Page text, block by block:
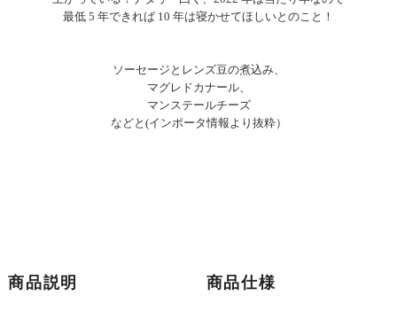
最低 5 年できれば 10 年は寝かせてほしいとのこと！
ソーセージとレンズ豆の煮込み、
マグレドカナール、
マンステールチーズ
などと(インポータ情報より抜粋）
商品説明 商品仕様